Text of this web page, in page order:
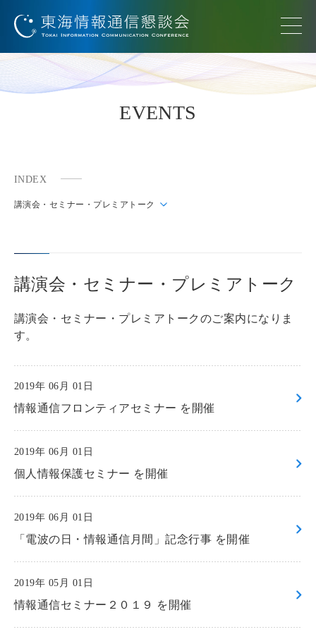
EVENTS
INDEX
講演会・セミナー・プレミアトーク
講演会・セミナー・プレミアトーク
講演会・セミナー・プレミアトークのご案内になりま
す。
2019年 06月 01日
情報通信フロンティアセミナー を開催
2019年 06月 01日
個人情報保護セミナー を開催
2019年 06月 01日
「電波の日・情報通信月間」記念行事 を開催
2019年 05月 01日
情報通信セミナー２０１９ を開催